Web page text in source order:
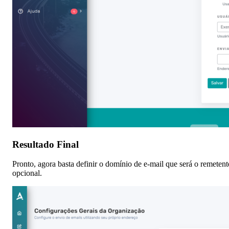
Resultado Final
Pronto, agora basta definir o domínio de e-mail que será o
opcional.